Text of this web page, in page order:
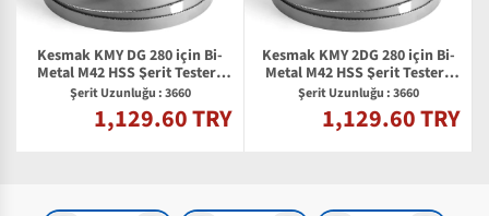
Kesmak KMY DG 280 için Bi-
Metal M42 HSS Şerit Testere
Bıçağı
Şerit Uzunluğu : 3660
1,129.60 TRY
Kesmak KMY 2DG 280 için Bi-
Metal M42 HSS Şerit Testere
Bıçağı
Şerit Uzunluğu : 3660
1,129.60 TRY